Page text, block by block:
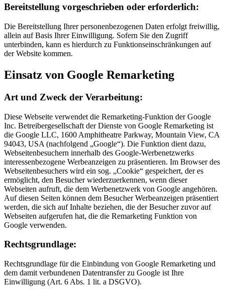
Bereitstellung vorgeschrieben oder erforderlich:
Die Bereitstellung Ihrer personenbezogenen Daten erfolgt freiwillig,
allein auf Basis Ihrer Einwilligung. Sofern Sie den Zugriff
unterbinden, kann es hierdurch zu Funktionseinschränkungen auf
der Website kommen.
Einsatz von Google Remarketing
Art und Zweck der Verarbeitung:
Diese Webseite verwendet die Remarketing-Funktion der Google
Inc. Betreibergesellschaft der Dienste von Google Remarketing ist
die Google LLC, 1600 Amphitheatre Parkway, Mountain View, CA
94043, USA (nachfolgend „Google“). Die Funktion dient dazu,
Webseitenbesuchern innerhalb des Google-Werbenetzwerks
interessenbezogene Werbeanzeigen zu präsentieren. Im Browser des
Webseitenbesuchers wird ein sog. „Cookie“ gespeichert, der es
ermöglicht, den Besucher wiederzuerkennen, wenn dieser
Webseiten aufruft, die dem Werbenetzwerk von Google angehören.
Auf diesen Seiten können dem Besucher Werbeanzeigen präsentiert
werden, die sich auf Inhalte beziehen, die der Besucher zuvor auf
Webseiten aufgerufen hat, die die Remarketing Funktion von
Google verwenden.
Rechtsgrundlage:
Rechtsgrundlage für die Einbindung von Google Remarketing und
dem damit verbundenen Datentransfer zu Google ist Ihre
Einwilligung (Art. 6 Abs. 1 lit. a DSGVO).